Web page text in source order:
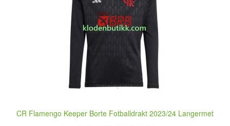
CR Flamengo Keeper Borte Fotballdrakt 2023/24 Langermet